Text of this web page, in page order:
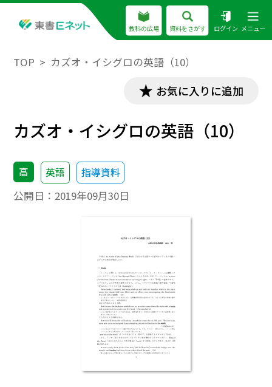
教科の広場 資料をさがす ログイン メニュー
TOP カズオ・イシグロの英語（10）
お気に入りに追加
カズオ・イシグロの英語（10）
高 英語 指導資料
公開日： 2019年09月30日